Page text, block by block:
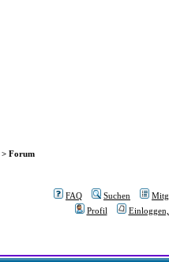
> Forum
FAQ Suchen
Profil